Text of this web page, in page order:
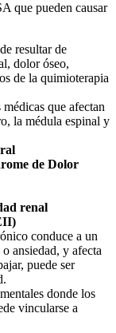
que pueden causar
resultar de
dolor óseo,
de la quimioterapia
que afectan
la médula espinal y
de Dolor
renal
conduce a un
ansiedad, y afecta
puede ser
donde los
vincularse a